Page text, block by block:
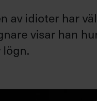
av idioter har väl
visar han